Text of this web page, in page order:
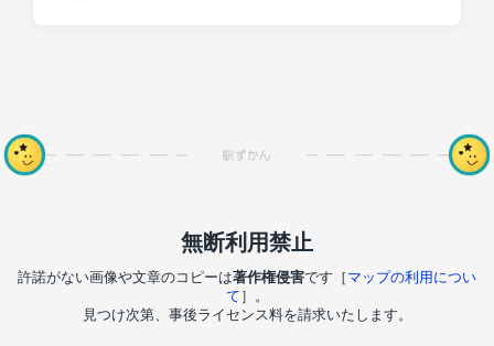
無断利用禁止
許諾がない画像や文章のコピーは著作権侵害です［ マップの利用につい
て ］。
見つけ次第、事後ライセンス料を請求いたします。